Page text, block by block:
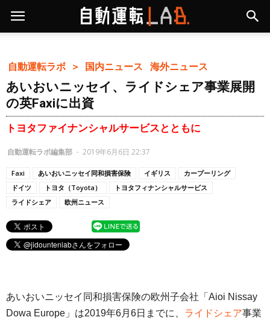
自動運転ラボ ＞ 国内ニュース 海外ニュース
あいおいニッセイ、ライドシェア事業展開
の英Faxiに出資
トヨタファイナンシャルサービスとともに
自動運転ラボ編集部 - 2019年6月6日 22:37
Faxi あいおいニッセイ同和損害保険 イギリス
カープーリング
ドイツ
トヨタ（Toyota）
トヨタフィナンシャルサービス
ライドシェア
欧州ニュース
あいおいニッセイ同和損害保険の欧州子会社「Aioi Nissay
Dowa Europe」は2019年6月6日までに、 ライドシェア事業